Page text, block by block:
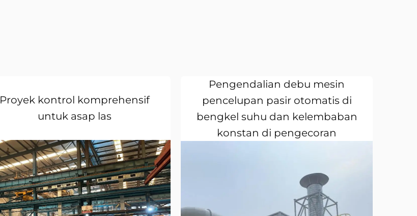
Proyek kontrol komprehensif
untuk asap las
Pengendalian debu mesin
pencelupan pasir otomatis di
bengkel suhu dan kelembaban
konstan di pengecoran